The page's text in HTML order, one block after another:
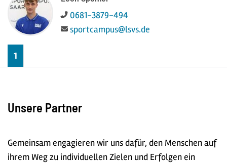
Telefon:
0681-3879-494
E-Mail:
sportcampus@lsvs.de
1
Unsere Partner
Gemeinsam engagieren wir uns dafür, den Menschen auf
ihrem Weg zu individuellen Zielen und Erfolgen ein